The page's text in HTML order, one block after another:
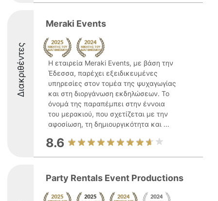
Διακριθέντες
Meraki Events
Η εταιρεία Meraki Events, με βάση την
Έδεσσα, παρέχει εξειδικευμένες
υπηρεσίες στον τομέα της ψυχαγωγίας
και στη διοργάνωση εκδηλώσεων. Το
όνομά της παραπέμπει στην έννοια
του μερακιού, που σχετίζεται με την
αφοσίωση, τη δημιουργικότητα και ...
8.6
Party Rentals Event Productions